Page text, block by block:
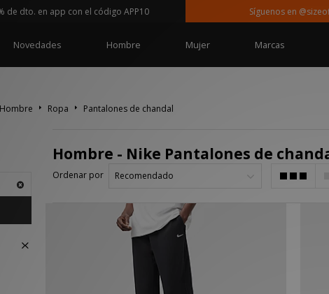
en app con el código APP10 Síguenos en
Novedades Hombre Mujer Marcas
Hombre Ropa Pantalones de chandal
Hombre - Nike Pantalones de
Ordenar por